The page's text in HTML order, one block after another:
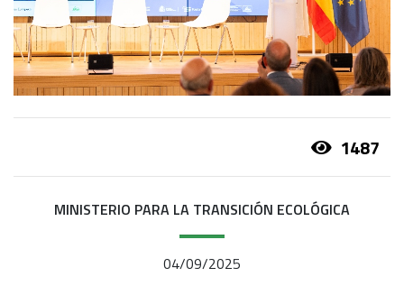
1487
MINISTERIO PARA LA TRANSICIÓN ECOLÓGICA
04/09/2025